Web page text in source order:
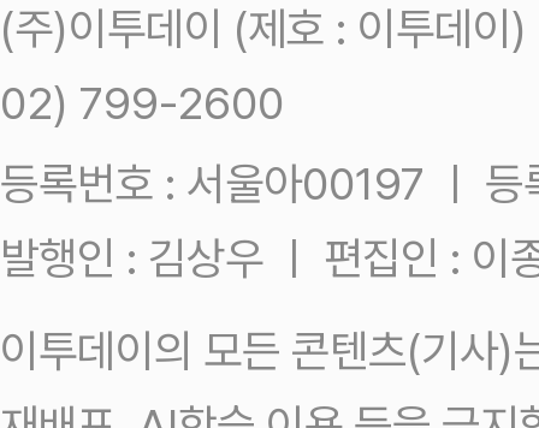
(주)이투데이 (제호 : 이투데
02) 799-2600
등록번호 : 서울아00197 ㅣ
발행인 : 김상우 ㅣ 편집인 : 이
이투데이의 모든 콘텐츠(기사)